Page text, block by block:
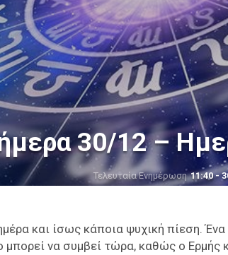
30/12 –
Τελευταία Ενημέρωση11:40 -
και ίσως κάποια ψυχική πίεση.
μπορεί να συμβεί τώρα, καθώς ο Ερμής